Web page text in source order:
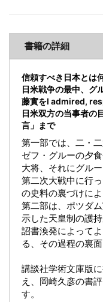
書籍の詳細
信頼すべき日本とは
日米戦争の最中、グ
藤實をI admired,
日米双方の当事者の
言」まで
第一部では、二・
ゼフ・グルーの夕
大将、それにグル
第二次大戦中に行
の史料の裏づけによ
第二部は、ポツダ
示した天皇制の護
詔書渙発によって
る、その過程の裏
講談社学術文庫版
え、岡崎久彦の書
す。